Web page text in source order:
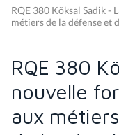
RQE 380 Köksal Sadik -
métiers de la défense et
RQE 380
nouvelle
aux